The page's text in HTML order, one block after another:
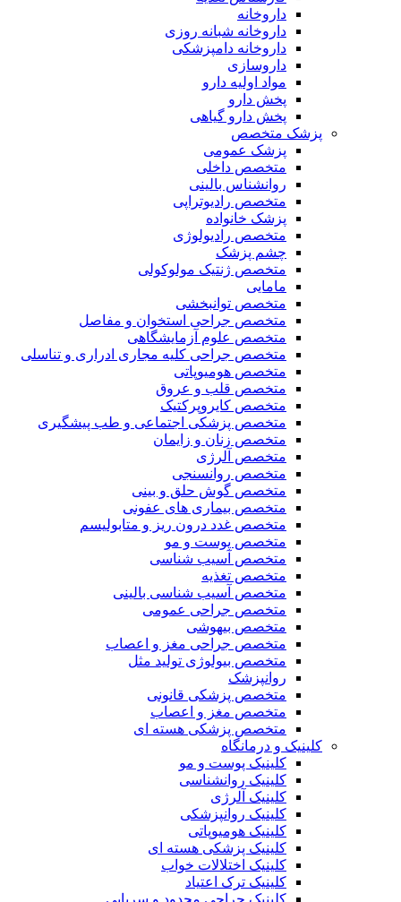
داروخانه
داروخانه شبانه روزی
داروخانه دامپزشکی
داروسازی
مواد اولیه دارو
پخش دارو
پخش دارو گیاهی
پزشک متخصص
پزشک عمومی
متخصص داخلی
روانشناس بالینی
متخصص رادیوتراپی
پزشک خانواده
متخصص رادیولوژی
چشم پزشک
متخصص ژنتیک مولوکولی
مامایی
متخصص توانبخشی
متخصص جراحی استخوان و مفاصل
متخصص علوم آزمایشگاهی
متخصص جراحی کلیه مجاری ادراری و تناسلی
متخصص هومیوپاتی
متخصص قلب و عروق
متخصص کایروپرکتیک
متخصص پزشکی اجتماعی و طب پیشگیری
متخصص زنان و زایمان
متخصص آلرژی
متخصص روانسنجی
متخصص گوش حلق و بینی
متخصص بیماری های عفونی
متخصص غدد درون ریز و متابولیسم
متخصص پوست و مو
متخصص آسیب شناسی
متخصص تغذیه
متخصص آسیب شناسی بالینی
متخصص جراحی عمومی
متخصص بیهوشی
متخصص جراحی مغز و اعصاب
متخصص بیولوژی تولید مثل
روانپزشک
متخصص پزشکی قانونی
متخصص مغز و اعصاب
متخصص پزشکی هسته ای
کلینیک و درمانگاه
کلینیک پوست و مو
کلینیک روانشناسی
کلینیک آلرژی
کلینیک روانپزشکی
کلینیک هومیوپاتی
کلینیک پزشکی هسته ای
کلینیک اختلالات خواب
کلینیک ترک اعتیاد